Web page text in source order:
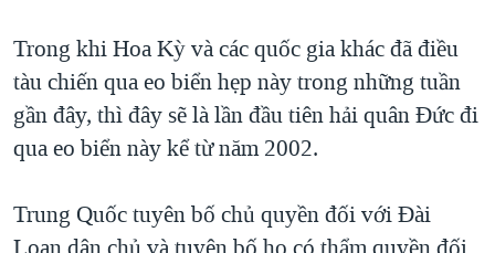
Trong khi Hoa Kỳ và các quốc gia khác đã điều
tàu chiến qua eo biển hẹp này trong những tuần
gần đây, thì đây sẽ là lần đầu tiên hải quân Đức đi
qua eo biển này kể từ năm 2002.
Trung Quốc tuyên bố chủ quyền đối với Đài